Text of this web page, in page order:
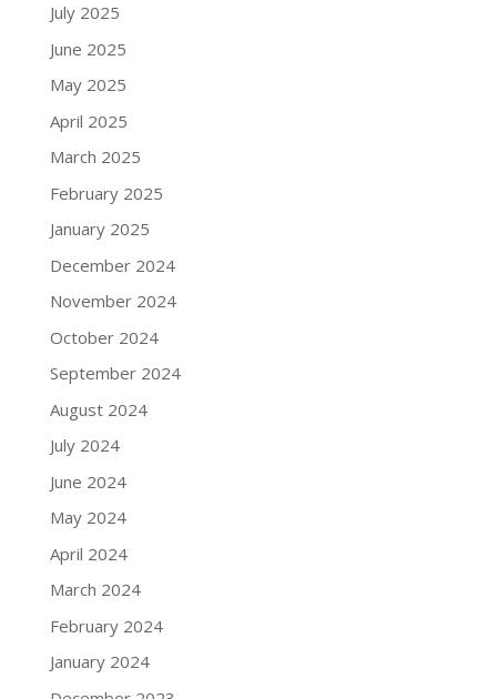
July 2025
June 2025
May 2025
April 2025
March 2025
February 2025
January 2025
December 2024
November 2024
October 2024
September 2024
August 2024
July 2024
June 2024
May 2024
April 2024
March 2024
February 2024
January 2024